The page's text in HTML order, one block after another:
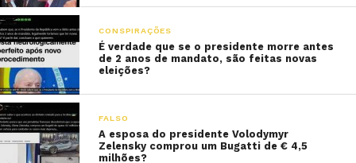
CONSPIRAÇÕES
É verdade que se o presidente morre antes
de 2 anos de mandato, são feitas novas
eleições?
FALSO
A esposa do presidente Volodymyr
Zelensky comprou um Bugatti de € 4,5
milhões?